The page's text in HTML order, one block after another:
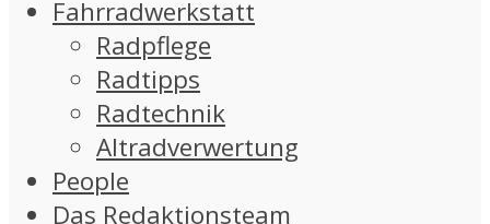
Fahrradwerkstatt
Radpflege
Radtipps
Radtechnik
Altradverwertung
People
Das Redaktionsteam